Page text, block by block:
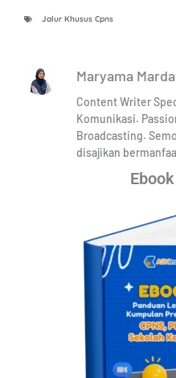
Jalur Khusus Cpns
Maryama
Content Writer
Komunikasi.
Broadcasting.
disajikan